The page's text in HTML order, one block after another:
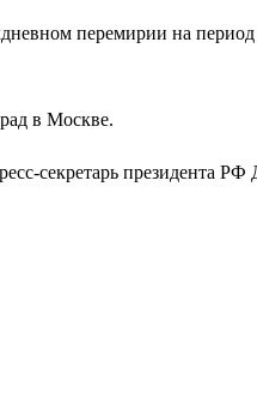
перемирии на
в Москве.
секретарь президента